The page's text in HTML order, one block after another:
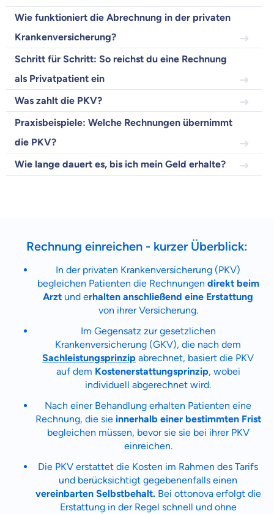
Wie funktioniert die Abrechnung in der privaten
Krankenversicherung?
Schritt für Schritt: So reichst du eine Rechnung
als Privatpatient ein
Was zahlt die PKV?
Praxisbeispiele: Welche Rechnungen übernimmt
die PKV?
Wie lange dauert es, bis ich mein Geld erhalte?
Rechnung einreichen - kurzer Überblick:
In der privaten Krankenversicherung (PKV)
begleichen Patienten die Rechnungen direkt beim
Arzt und erhalten anschließend eine Erstattung
von ihrer Versicherung.
Im Gegensatz zur gesetzlichen
Krankenversicherung (GKV), die nach dem
Sachleistungsprinzip abrechnet, basiert die PKV
auf dem Kostenerstattungsprinzip, wobei
individuell abgerechnet wird.
Nach einer Behandlung erhalten Patienten eine
Rechnung, die sie innerhalb einer bestimmten Frist
begleichen müssen, bevor sie sie bei ihrer PKV
einreichen.
Die PKV erstattet die Kosten im Rahmen des Tarifs
und berücksichtigt gegebenenfalls einen
vereinbarten Selbstbehalt.Bei ottonova erfolgt die
Erstattung in der Regel schnell und ohne
Wir helfen dir dabei Unterschiede in
Versicherungen zu verstehen
Wozu dürfen wir dich beraten?
Krankenvoll
Versicherung
Zahnzusatz
Versicherung
Krankenhaus
Versicherung
Mit dem Abschicken meiner Daten erkläre ich meineEinwilligung
zur
Kontaktaufnahme durch ottonova.
Weiter zu deinen Informationen